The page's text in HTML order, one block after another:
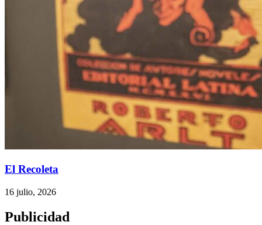
El Recoleta
16 julio, 2026
Publicidad